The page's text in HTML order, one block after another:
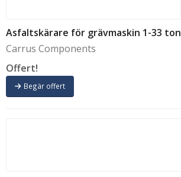
Asfaltskärare för grävmaskin 1-33 ton
Carrus Components
Offert!
Begär offert